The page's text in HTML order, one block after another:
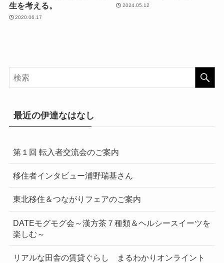
生を考える。
2020.06.17
2024.05.12
最近の伊達なはなし
第１回 転入者交流会のご案内
移住者インタビュー浦野瑞基さん
東北移住＆つながりフェアのご案内
DATEモグモグ会～漢方茶７種類＆ヘルシースイーツを
楽しむ～
リアルな田舎の賃貸ぐらし まるわかりオンライント